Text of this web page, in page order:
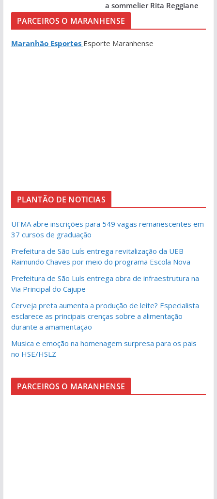
a sommelier Rita Reggiane
PARCEIROS O MARANHENSE
Maranhão Esportes Esporte Maranhense
PLANTÃO DE NOTICIAS
UFMA abre inscrições para 549 vagas remanescentes em
37 cursos de graduação
Prefeitura de São Luís entrega revitalização da UEB
Raimundo Chaves por meio do programa Escola Nova
Prefeitura de São Luís entrega obra de infraestrutura na
Via Principal do Cajupe
Cerveja preta aumenta a produção de leite? Especialista
esclarece as principais crenças sobre a alimentação
durante a amamentação
Musica e emoção na homenagem surpresa para os pais
no HSE/HSLZ
PARCEIROS O MARANHENSE